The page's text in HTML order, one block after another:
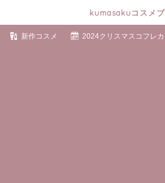
kumasakuコスメ
新作コスメ 2024クリスマスコフレ